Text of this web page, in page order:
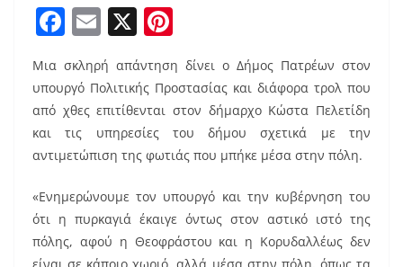
F
a
c
e
b
o
o
k
E
m
ai
l
X
nt
er
e
st
Μια σκληρή απάντηση δίνει ο Δήμος Πατρέων στον
υπουργό Πολιτικής Προστασίας και διάφορα τρολ που
από χθες επιτίθενται στον δήμαρχο Κώστα Πελετίδη
και τις υπηρεσίες του δήμου σχετικά με την
αντιμετώπιση της φωτιάς που μπήκε μέσα στην πόλη.
«Ενημερώνουμε τον υπουργό και την κυβέρνηση του
ότι η πυρκαγιά έκαιγε όντως στον αστικό ιστό της
πόλης, αφού η Θεοφράστου και η Κορυδαλλέως δεν
είναι σε κάποιο χωριό, αλλά μέσα στην πόλη, όπως τα